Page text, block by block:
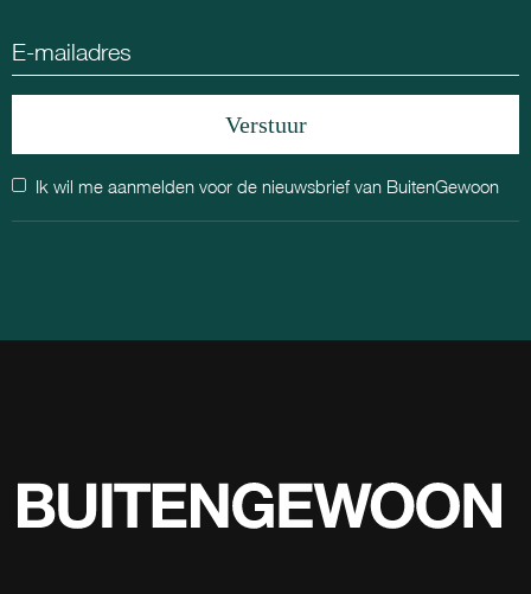
Ik wil me aanmelden voor de nieuwsbrief van BuitenGewoon